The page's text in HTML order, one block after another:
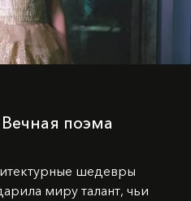
поэма
шедевры
миру талант, чьи